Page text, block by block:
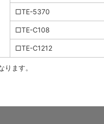
□TE-5370
□TE-C108
□TE-C1212
ます。